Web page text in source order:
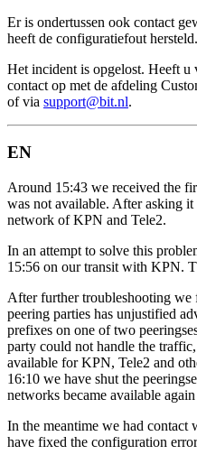
Er is ondertussen ook contact
heeft de configuratiefout hersteld.
Het incident is opgelost. Heeft u
contact op met de afdeling
of via support@bit.nl.
EN
Around 15:43 we received the
was not available. After asking
network of KPN and Tele2.
In an attempt to solve this
15:56 on our transit with KPN.
After further troubleshooting we
peering parties has unjustified
prefixes on one of two
party could not handle the
available for KPN, Tele2 and
16:10 we have shut the
networks became available
In the meantime we had contact
have fixed the configuration